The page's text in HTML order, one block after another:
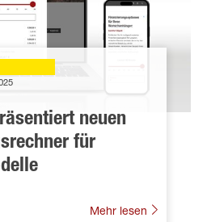
neuen
für
Mehr lesen